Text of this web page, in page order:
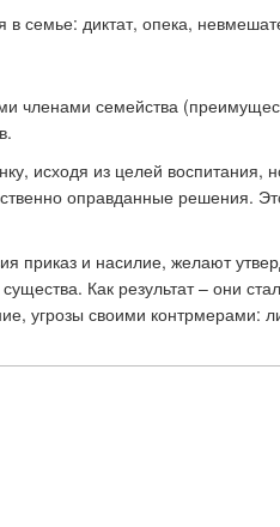
семье: диктат, опека,
членами семейства
исходя из целей воспитания,
оправданные решения.
приказ и насилие, желают
Как результат – они
угрозы своими контрмерами: